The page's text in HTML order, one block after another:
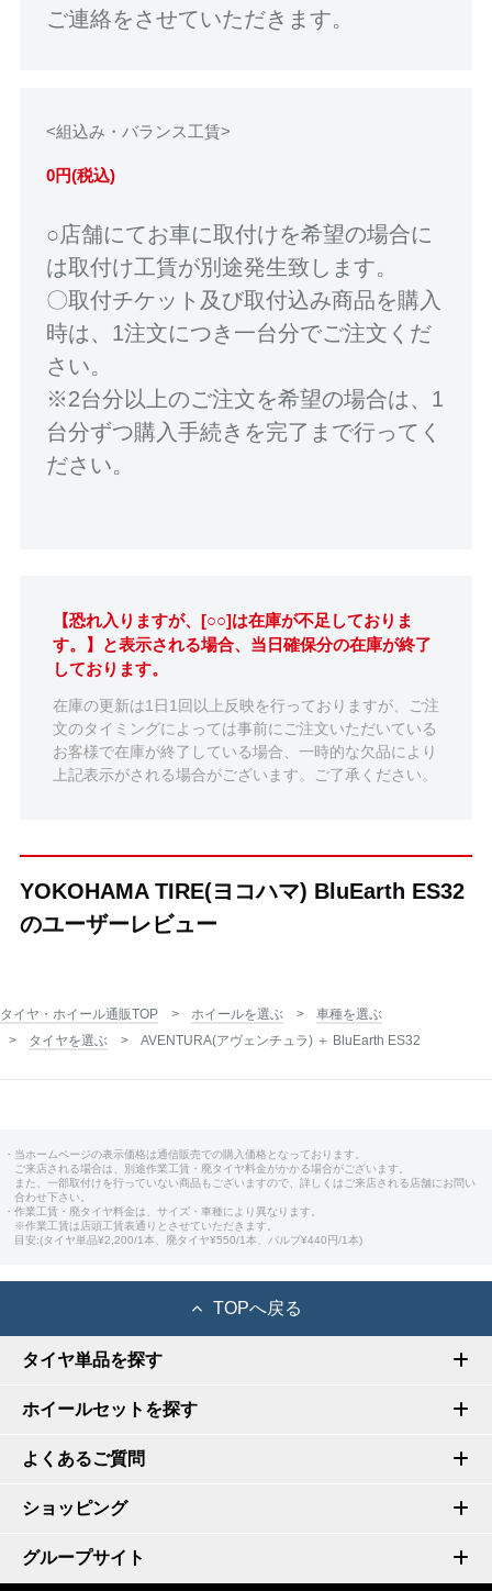
ご連絡をさせていただきます。
<組込み・バランス工賃>
0円(税込)
○店舗にてお車に取付けを希望の場合に
は取付け工賃が別途発生致します。
〇取付チケット及び取付込み商品を購入
時は、1注文につき一台分でご注文くだ
さい。
※2台分以上のご注文を希望の場合は、1
台分ずつ購入手続きを完了まで行ってく
ださい。
【恐れ入りますが、[○○]は在庫が不足しておりま
す。】と表示される場合、当日確保分の在庫が終了
しております。
在庫の更新は1日1回以上反映を行っておりますが、ご注
文のタイミングによっては事前にご注文いただいている
お客様で在庫が終了している場合、一時的な欠品により
上記表示がされる場合がございます。ご了承ください。
YOKOHAMA TIRE(ヨコハマ) BluEarth ES32
のユーザーレビュー
タイヤ・ホイール通販TOP ホイールを選ぶ
車種を選ぶ
タイヤを選ぶ
AVENTURA(アヴェンチュラ) ＋ BluEarth ES32
・当ホームページの表示価格は通信販売での購入価格となっております。
ご来店される場合は、別途作業工賃・廃タイヤ料金がかかる場合がございます。
また、一部取付けを行っていない商品もございますので、詳しくはご来店される店舗にお問い
合わせ下さい。
・作業工賃・廃タイヤ料金は、サイズ・車種により異なります。
※作業工賃は店頭工賃表通りとさせていただきます。
目安:(タイヤ単品¥2,200/1本、廃タイヤ¥550/1本、バルブ¥440円/1本)
TOPへ戻る
タイヤ単品を探す
ホイールセットを探す
よくあるご質問
ショッピング
グループサイト